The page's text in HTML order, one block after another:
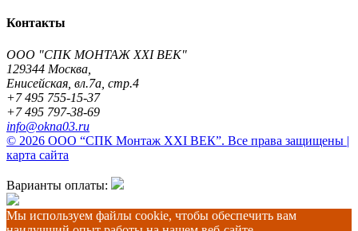
Контакты
ООО "СПК МОНТАЖ XXI ВЕК"
129344 Москва
Енисейская, вл.7а, стр.4
+7 495 755-15-37
+7 495 797-38-69
info@okna03.ru
© 2026 ООО “СПК Монтаж XXI ВЕК”. Все права защищены |
карта сайта
Варианты оплаты:
Мы используем файлы cookie, чтобы обеспечить вам